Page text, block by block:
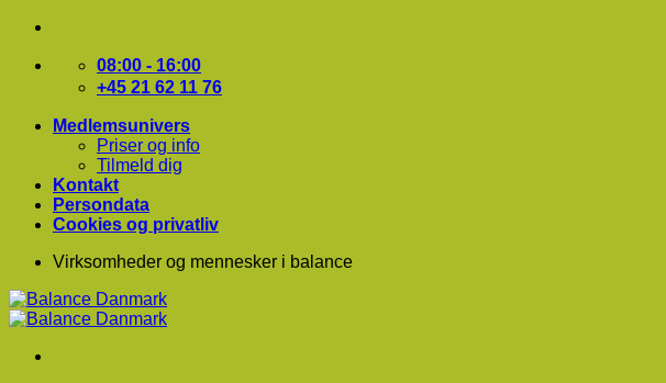
Fortsæt
indhold
08:00 - 16:00
+45 21 62 11 76
Medlemsunivers
Priser og info
Tilmeld dig
Kontakt
Persondata
Cookies og privatliv
Virksomheder og mennesker i balance